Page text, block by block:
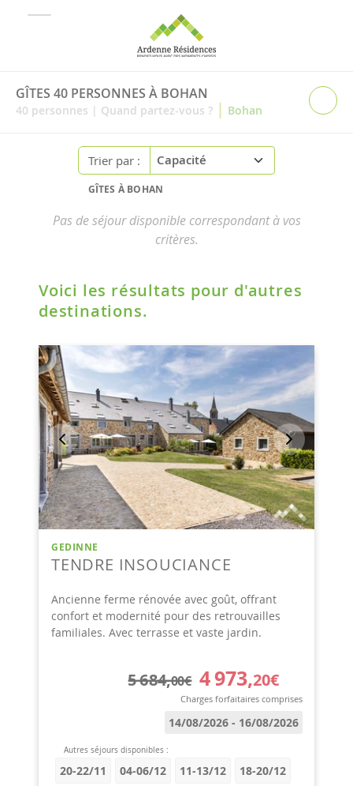
GÎTES 40 PERSONNES À BOHAN
40 personnes | Quand partez-vous ? | Bohan
Trier par :
GÎTES À BOHAN
Pas de séjour disponible correspondant à vos
critères.
Voici les résultats pour d'autres
destinations.